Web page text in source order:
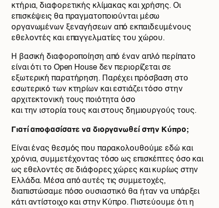
κτήρια, διαφορετικής κλίμακας και χρήσης. Οι
επισκέψεις θα πραγματοποιούνται μέσω
οργανωμένων ξεναγήσεων από εκπαιδευμένους
εθελοντές και επαγγελματίες του χώρου.
Η βασική διαφοροποίηση από έναν απλό περίπατο
είναι ότι το Open House δεν περιορίζεται σε
εξωτερική παρατήρηση. Παρέχει πρόσβαση στο
εσωτερικό των κτηρίων και εστιάζει τόσο στην
αρχιτεκτονική τους ποιότητα όσο
και την ιστορία τους και στους δημιουργούς τους.
Γιατί αποφασίσατε να διοργανωθεί στην Κύπρο;
Είναι ένας θεσμός που παρακολουθούμε εδώ και
χρόνια, συμμετέχοντας τόσο ως επισκέπτες όσο και
ως εθελοντές σε διάφορες χώρες και κυρίως στην
Ελλάδα. Μέσα από αυτές τις συμμετοχές,
διαπιστώσαμε πόσο ουσιαστικό θα ήταν να υπάρξει
κάτι αντίστοιχο και στην Κύπρο. Πιστεύουμε ότι η